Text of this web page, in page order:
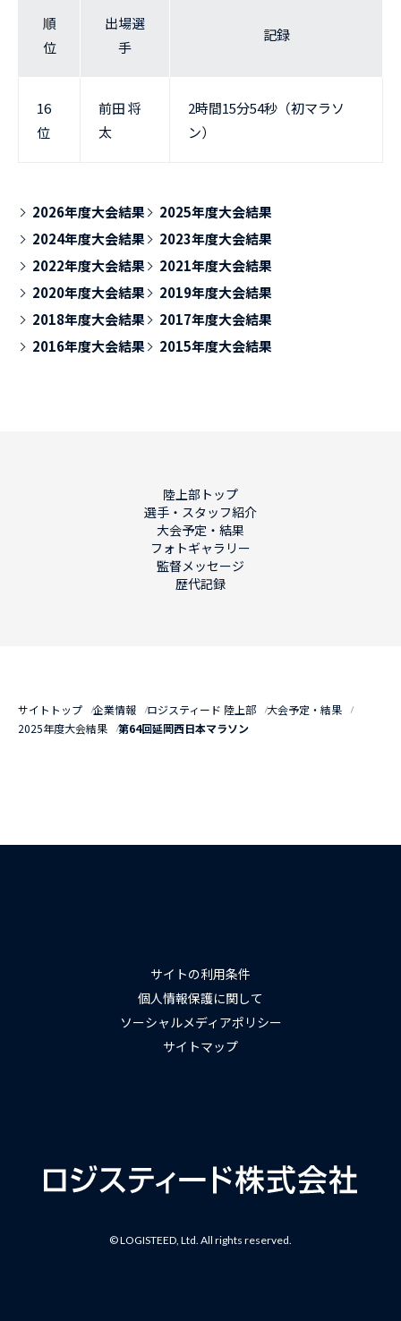
順
位
出場選
手
記録
16
位
前田 将
太
2時間15分54秒（初マラソ
ン）
2026年度大会結果
2025年度大会結果
2024年度大会結果
2023年度大会結果
2022年度大会結果
2021年度大会結果
2020年度大会結果
2019年度大会結果
2018年度大会結果
2017年度大会結果
2016年度大会結果
2015年度大会結果
陸上部トップ
選手・スタッフ紹介
大会予定・結果
フォトギャラリー
監督メッセージ
歴代記録
サイトトップ 企業情報 ロジスティード 陸上部
大会予定・結果
2025年度大会結果
第64回延岡西日本マラソン
サイトの利用条件
個人情報保護に関して
ソーシャルメディアポリシー
サイトマップ
© LOGISTEED, Ltd. All rights reserved.